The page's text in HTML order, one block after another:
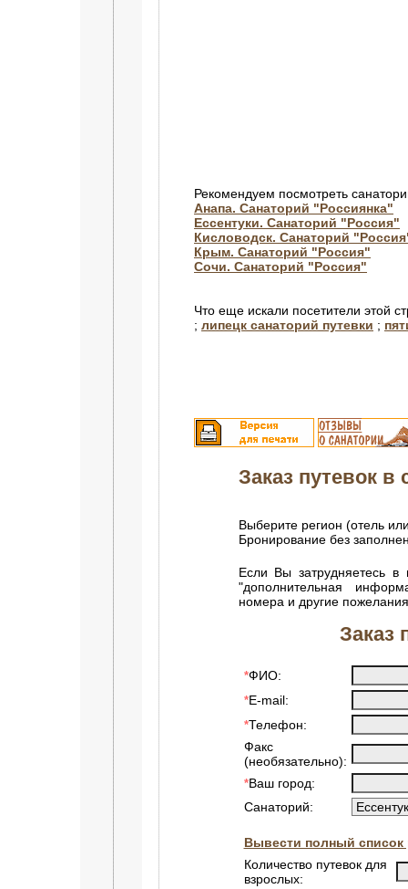
Рекомендуем посмотреть
Анапа. Санаторий "Россиянка"
Ессентуки. Санаторий "Россия"
Кисловодск. Санаторий
Крым. Санаторий "Россия"
Сочи. Санаторий "Россия"
Что еще искали посетители этой
; липецк санаторий путевки ;
Заказ путевок в
Выберите регион (отель
Бронирование без
Если Вы затрудняетесь
"дополнительная
номера и другие
Заказ
*ФИО:
*E-mail:
*Телефон:
Факс
(необязательно):
*Ваш город:
Санаторий:
Вывести полный список
Количество путевок для
взрослых: